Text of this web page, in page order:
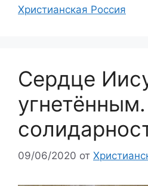
Христианская Россия
Сердце
09/06/2020 от